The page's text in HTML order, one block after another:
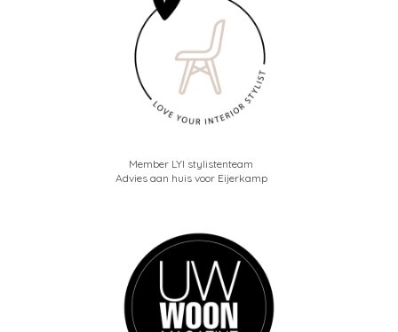
Member LYI stylistenteam
Advies aan huis voor Eijerkamp